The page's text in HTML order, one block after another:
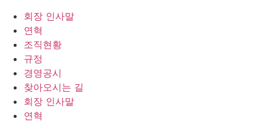
회장 인사말
연혁
조직현황
규정
경영공시
찾아오시는 길
회장 인사말
연혁